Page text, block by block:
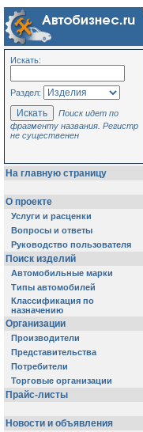
Искать:
Раздел:
Поиск идет по
фрагменту названия. Регистр
не существенен
На главную страницу
О проекте
Услуги и расценки
Вопросы и ответы
Руководство пользователя
Поиск изделий
Автомобильные марки
Типы автомобилей
Классификация по
назначению
Организации
Производители
Представительства
Потребители
Торговые организации
Прайс-листы
Новости и объявления